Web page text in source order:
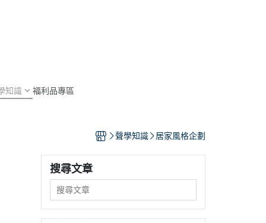
知識 福利品專區
聲學知識 居家風格企劃
搜尋文章